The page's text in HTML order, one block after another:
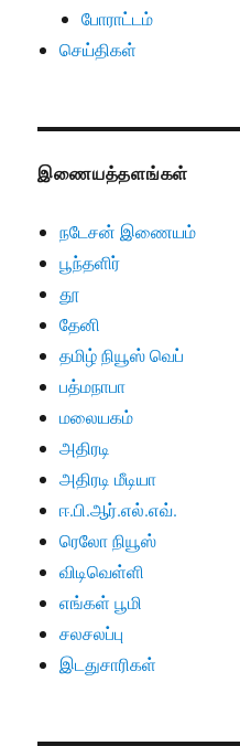
போராட்டம்
செய்திகள்
இணையத்தளங்கள்
நடேசன் இணையம்
பூந்தளிர்
தூ
தேனி
தமிழ் நியூஸ் வெப்
பத்மநாபா
மலையகம்
அதிரடி
அதிரடி மீடியா
ஈ.பி.ஆர்.எல்.எவ்.
ரெலோ நியூஸ்
விடிவெள்ளி
எங்கள் பூமி
சலசலப்பு
இடதுசாரிகள்